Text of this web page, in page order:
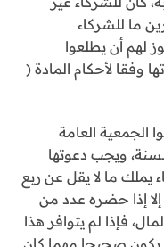
ما للشركاء
لهم أن يطلعوا
وفقا لأحكام المادة (
الجمعية العامة
ويجب دعوتها
يملك ما لا يقل عن ربع
إذا حضره عدد من
فإذا لم يتوافر هذا